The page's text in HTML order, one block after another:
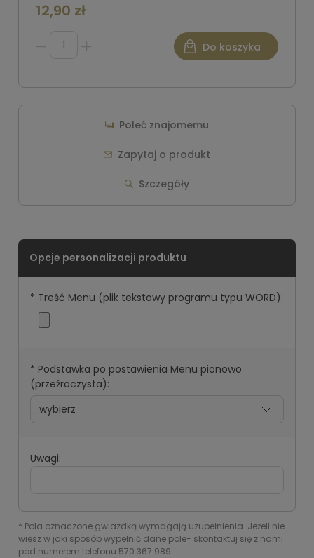
* Treść Menu (plik tekstowy programu typu WORD):
* Podstawka po postawienia Menu pionowo
(przeźroczysta):
Uwagi:
* Pola oznaczone gwiazdką wymagają uzupełnienia. Jeżeli nie
wiesz w jaki sposób wypełnić dane pole- skontaktuj się z nami
pod numerem telefonu 570 367 989
12,90 zł
Do koszyka
Szczegóły
Zapytaj o produkt
Poleć znajomemu